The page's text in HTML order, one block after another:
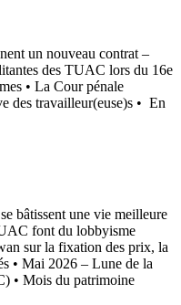
un nouveau contrat –
des TUAC lors du 16e
• La Cour pénale
des travailleur(euse)s • En
bâtissent une vie meilleure
font du lobbyisme
sur la fixation des prix, la
• Mai 2026 – Lune de la
• Mois du patrimoine